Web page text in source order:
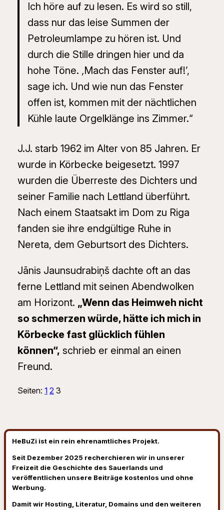
Ich höre auf zu lesen. Es wird so still,
dass nur das leise Summen der
Petroleumlampe zu hören ist. Und
durch die Stille dringen hier und da
hohe Töne. ‚Mach das Fenster auf!’,
sage ich. Und wie nun das Fenster
offen ist, kommen mit der nächtlichen
Kühle laute Orgelklänge ins Zimmer.“
J.J. starb 1962 im Alter von 85 Jahren. Er
wurde in Körbecke beigesetzt. 1997
wurden die Überreste des Dichters und
seiner Familie nach Lettland überführt.
Nach einem Staatsakt im Dom zu Riga
fanden sie ihre endgültige Ruhe in
Nereta, dem Geburtsort des Dichters.
Jānis Jaunsudrabiņš dachte oft an das
ferne Lettland mit seinen Abendwolken
am Horizont. „Wenn das Heimweh nicht
so schmerzen würde, hätte ich mich in
Körbecke fast glücklich fühlen
können“, schrieb er einmal an einen
Freund.
Seiten: 1 2 3
HeBuZi ist ein rein ehrenamtliches Projekt.
Seit Dezember 2025 recherchieren wir in unserer
Freizeit die Geschichte des Sauerlands und
veröffentlichen unsere Beiträge kostenlos und ohne
Werbung.
Damit wir Hosting, Literatur, Domains und den weiteren